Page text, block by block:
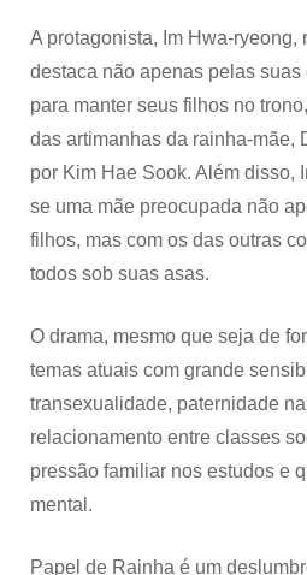
A protagonista, Im Hwa-ryeong,
destaca não apenas pelas
para manter seus filhos no
das artimanhas da rainha-mãe,
por Kim Hae Sook. Além disso,
se uma mãe preocupada não
filhos, mas com os das outras
todos sob suas asas.
O drama, mesmo que seja de
temas atuais com grande
transexualidade, paternidade
relacionamento entre classes
pressão familiar nos estudos e
mental.
Papel de Rainha é um